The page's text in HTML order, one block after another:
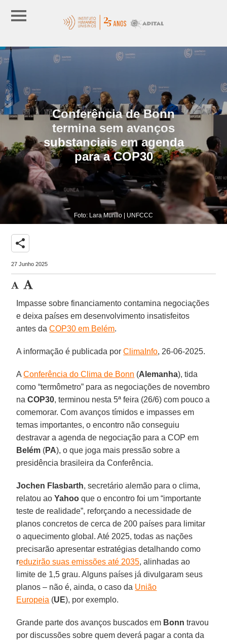
Conferência de Bonn
termina sem avanços
substanciais em agenda
para a COP30
Foto: Lara Murillo | UNFCCC
share
27 Junho 2025
Impasse sobre financiamento contamina negociações
e deixa países em desenvolvimento insatisfeitos
antes daCOP30 em Belém.
A informação é publicada porClimaInfo, 26-06-2025.
AConferência do Clima de Bonn (Alemanha), tida
como “termômetro” para as negociações de novembro
naCOP30, terminou nesta 5ª feira (26/6) com pouco a
comemorar. Com avanços tímidos e impasses em
temas importantes, o encontro não conseguiu
destravar a agenda de negociação para a COP em
Belém (PA), o que joga mais pressão sobre a
presidência brasileira da Conferência.
Jochen Flasbarth, secretário alemão para o clima,
relatou aoYahoo que o encontro foi um “importante
teste de realidade”, reforçando a necessidade de
planos concretos de cerca de 200 países para limitar
o aquecimento global. Até 2025, todas as nações
precisarão apresentar estratégias detalhando como
reduzirão suas emissões até 2035, alinhadas ao
limite de 1,5 grau. Alguns países já divulgaram seus
planos – não é, ainda, o caso da União
Europeia (UE), por exemplo.
Grande parte dos avanços buscados em Bonn travou
por discussões sobre quem deverá pagar a conta da